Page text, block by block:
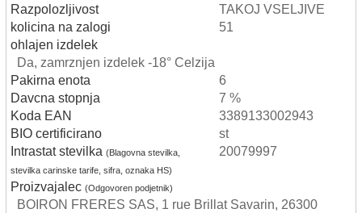
Razpolozljivost
TAKOJ VSELJIVE
kolicina na zalogi
51
ohlajen izdelek
Da, zamrznjen izdelek -18° Celzija
Pakirna enota
6
Davcna stopnja
7 %
Koda EAN
3389133002943
BIO certificirano
st
Intrastat stevilka (Blagovna stevilka,
stevilka carinske tarife, sifra, oznaka HS)
20079997
Proizvajalec (Odgovoren podjetnik)
BOIRON FRERES SAS, 1 rue Brillat Savarin, 26300